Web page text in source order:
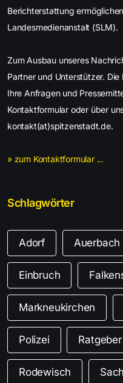
Berichterstattung
Landesmedienanstalt (SLM).
Zum Ausbau unseres
Partner und Unterstützer.
Ihre Anfragen und
Kontaktformular oder über
kontakt(at)spitzenstadt.de.
» zum Kontaktformular ...
Schlagwörter
Adorf Auerbach
Einbruch
Markneukirchen
Polizei Ratgeber
Rodewisch